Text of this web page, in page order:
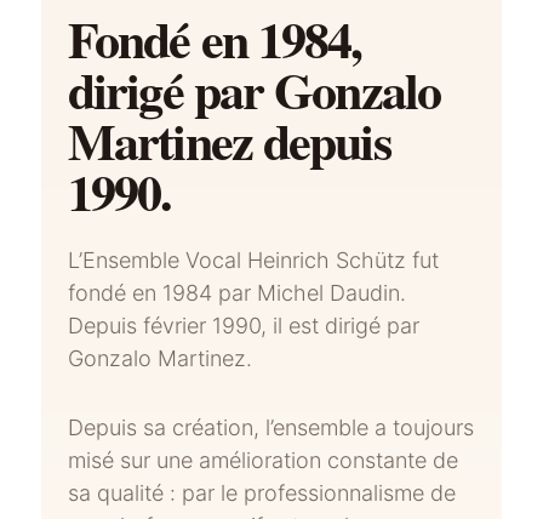
Fondé en 1984,
dirigé par Gonzalo
Martinez depuis
1990.
L’Ensemble Vocal Heinrich Schütz fut
fondé en 1984 par Michel Daudin.
Depuis février 1990, il est dirigé par
Gonzalo Martinez.
Depuis sa création, l’ensemble a toujours
misé sur une amélioration constante de
sa qualité : par le professionnalisme de